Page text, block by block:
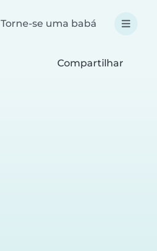
Torne-se uma babá
Compartilhar